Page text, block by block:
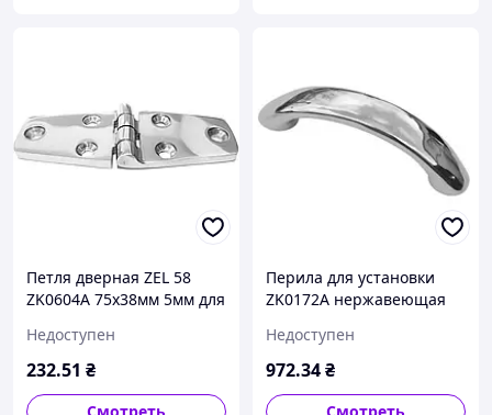
Петля дверная ZEL 58
ZK0604A 75х38мм 5мм для
дверей с универсальным
дизайном
Недоступен
232.51 ₴
Перила для установки
ZK0172A нержавеющая
коррозионностойкий
современный дизайн
Недоступен
972.34₴